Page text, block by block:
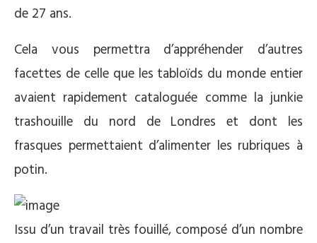
de 27 ans.
Cela vous permettra d’appréhender d’autres
facettes de celle que les tabloïds du monde entier
avaient rapidement cataloguée comme la junkie
trashouille du nord de Londres et dont les
frasques permettaient d’alimenter les rubriques à
potin.
Issu d’un travail très fouillé, composé d’un nombre